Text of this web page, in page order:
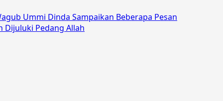
Ummi Dinda Sampaikan Beberapa Pesan
Dijuluki Pedang Allah